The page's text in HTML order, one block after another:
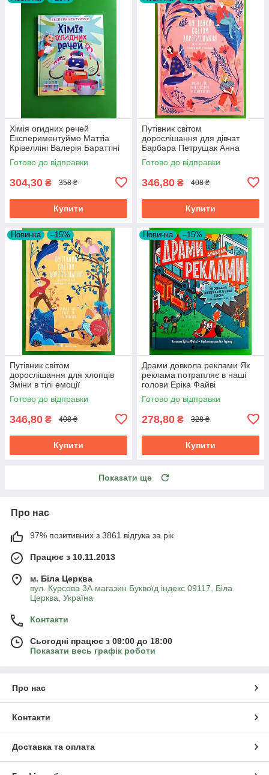
Хімія огидних речей
Експериментуймо Маттіа
Крівелліні Валерія Бараттіні
Видавництво Старого Лева
Готово до відправки
304,30 ₴ 358 ₴
Купити
Путівник світом
дорослішання для дівчат
Барбара Петрущак Анна
Рудак Видавництво Старого
Лева
Готово до відправки
346,80 ₴ 408 ₴
Купити
Новинка –15%
Путівник світом
дорослішання для хлопців
Зміни в тілі емоції
бодіпозитив Барбара
Петрущак
Готово до відправки
346,80 ₴ 408 ₴
Купити
Новинка –15%
Драми довкола реклами Як
реклама потрапляє в наші
голови Еріка Файві
Видавництво Старого Лева
Готово до відправки
278,80 ₴ 328 ₴
Купити
Показати ще
Про нас
97% позитивних з 3861 відгука за рік
Працює з 10.11.2013
м. Біла Церква
вул. Курсова 3А магазин Буквоїд індекс 09117, Біла
Церква, Україна
Контакти
Сьогодні працює з 09:00 до 18:00
Показати весь графік роботи
Про нас
Контакти
Доставка та оплата